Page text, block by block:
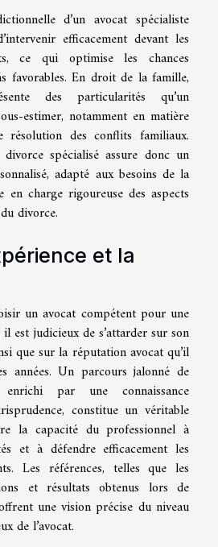
d’un avocat spécialiste
efficacement devant les
ce qui optimise les chances
favorables. En droit de la famille,
des particularités qu’un
estimer, notamment en matière
des conflits familiaux.
spécialisé assure donc un
adapté aux besoins de la
charge rigoureuse des aspects
divorce.
et la
un avocat compétent pour une
est judicieux de s’attarder sur son
que sur la réputation avocat qu’il
années. Un parcours jalonné de
enrichi par une connaissance
constitue un véritable
la capacité du professionnel à
et à défendre efficacement les
Les références, telles que les
et résultats obtenus lors de
une vision précise du niveau
de l’avocat.